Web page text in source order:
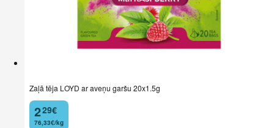
Zaļā tēja LOYD ar aveņu garšu 20x1.5g
2
. 29€
76,33€/kg